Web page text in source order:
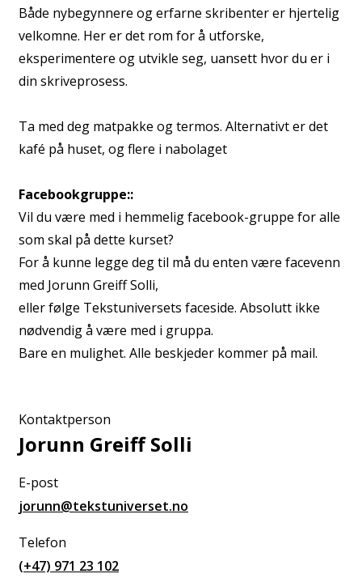
Kontaktperson
Jorunn Greiff Solli
E-post
jorunn@tekstuniverset.no
Telefon
(+47) 971 23 102
Både nybegynnere og erfarne skribenter er hjertelig
velkomne. Her er det rom for å utforske,
eksperimentere og utvikle seg, uansett hvor du er i
din skriveprosess.
Ta med deg matpakke og termos. Alternativt er det
kafé på huset, og flere i nabolaget
Facebookgruppe::
Vil du være med i hemmelig facebook-gruppe for alle
som skal på dette kurset?
For å kunne legge deg til må du enten være facevenn
med Jorunn Greiff Solli,
eller følge Tekstuniversets faceside. Absolutt ikke
nødvendig å være med i gruppa.
Bare en mulighet. Alle beskjeder kommer på mail.